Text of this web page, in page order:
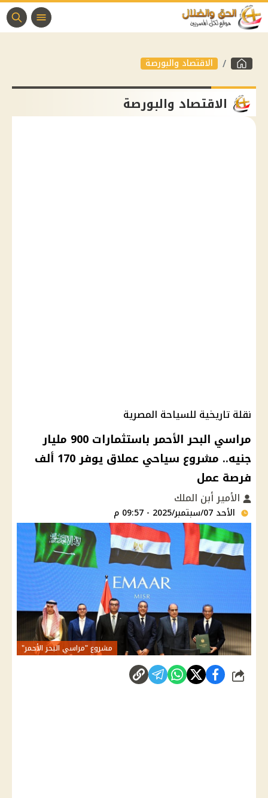
الاقتصاد والبورصة
الاقتصاد والبورصة
نقلة تاريخية للسياحة المصرية
مراسي البحر الأحمر باستثمارات 900 مليار
جنيه.. مشروع سياحي عملاق يوفر 170 ألف
فرصة عمل
الأمير أبن الملك
الأحد 07/سبتمبر/2025 - 09:57 م
مشروع "مراسي البحر الأحمر"
شارك